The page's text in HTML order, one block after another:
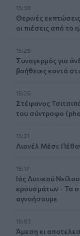
15:38
Θερινές
οι πιέσεις από το
15:29
Συναγερμός για
βοήθειες κοντά
15:26
Στέφανος
του σύντροφο
15:21
Λιονέλ Μέσι:
15:17
Ιός Δυτικού
κρουσμάτων - Τα
αγνοήσουμε
15:03
Άμεση κι